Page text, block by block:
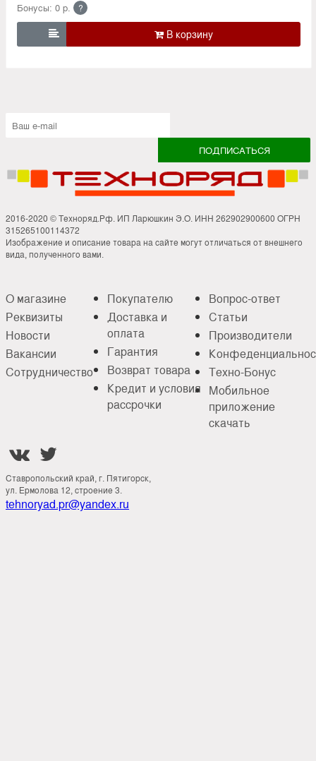
Бонусы: 0 р. ?

2016-2020 © Техноряд.Рф. ИП Ларюшкин Э.О. ИНН 262902900600 ОГРН
315265100114372
Изображение и описание товара на сайте могут отличаться от внешнего
вида, полученного вами.
О магазине
Реквизиты
Новости
Вакансии
Сотрудничество
Покупателю
Доставка и
оплата
Гарантия
Возврат товара
Кредит и условия
рассрочки
Вопрос-ответ
Статьи
Производители
Техно-Бонус
Мобильное
приложение
скачать
 
Ставропольский край, г. Пятигорск,
ул. Ермолова 12, строение 3.
tehnoryad.pr@yandex.ru